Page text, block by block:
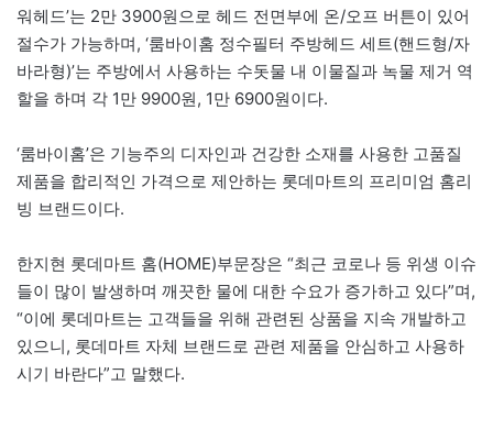
워헤드’는 2만 3900원으로 헤드 전면부에 온/오프 버튼이 있어
절수가 가능하며, ‘룸바이홈 정수필터 주방헤드 세트(핸드형/자
바라형)’는 주방에서 사용하는 수돗물 내 이물질과 녹물 제거 역
할을 하며 각 1만 9900원, 1만 6900원이다.
‘룸바이홈’은 기능주의 디자인과 건강한 소재를 사용한 고품질
제품을 합리적인 가격으로 제안하는 롯데마트의 프리미엄 홈리
빙 브랜드이다.
한지현 롯데마트 홈(HOME)부문장은 “최근 코로나 등 위생 이슈
들이 많이 발생하며 깨끗한 물에 대한 수요가 증가하고 있다”며,
“이에 롯데마트는 고객들을 위해 관련된 상품을 지속 개발하고
있으니, 롯데마트 자체 브랜드로 관련 제품을 안심하고 사용하
시기 바란다”고 말했다.